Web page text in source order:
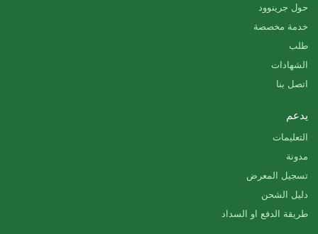
حول جرينوود
خدمة مخصصة
طلب
الشهادات
اتصل بنا
يدعم
التعليمات
مدونة
تسجيل المعرض
دليل الشحن
طريقة الدفع او السداد